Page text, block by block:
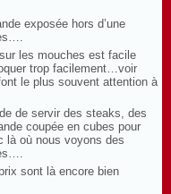
exposée hors d’une
les mouches est facile
trop facilement…voir
le plus souvent attention à
de servir des steaks, des
coupée en cubes pour
là où nous voyons des
sont là encore bien